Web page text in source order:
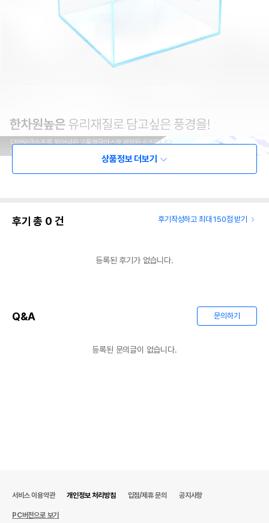
상품정보 더보기
후기 총 0 건 후기작성하고 최대 150점 받기
등록된 후기가 없습니다.
Q&A 문의하기
등록된 문의글이 없습니다.
서비스 이용약관 개인정보 처리방침 입점/제휴 문의 공지사항
PC버전으로 보기